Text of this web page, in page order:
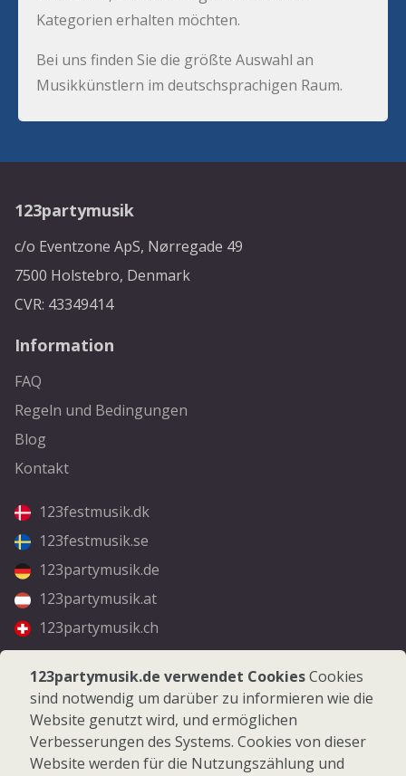
Kategorien erhalten möchten.
Bei uns finden Sie die größte Auswahl an
Musikkünstlern im deutschsprachigen Raum.
123partymusik
c/o Eventzone ApS, Nørregade 49
7500 Holstebro, Denmark
CVR: 43349414
Information
FAQ
Regeln und Bedingungen
Blog
Kontakt
123festmusik.dk
123festmusik.se
123partymusik.de
123partymusik.at
123partymusik.ch
Folgen Sie uns
Facebook
Instagram
123partymusik.de verwendet CookiesCookies
sind notwendig um darüber zu informieren wie die
Website genutzt wird, und ermöglichen
Verbesserungen des Systems. Cookies von dieser
Website werden für die Nutzungszählung und